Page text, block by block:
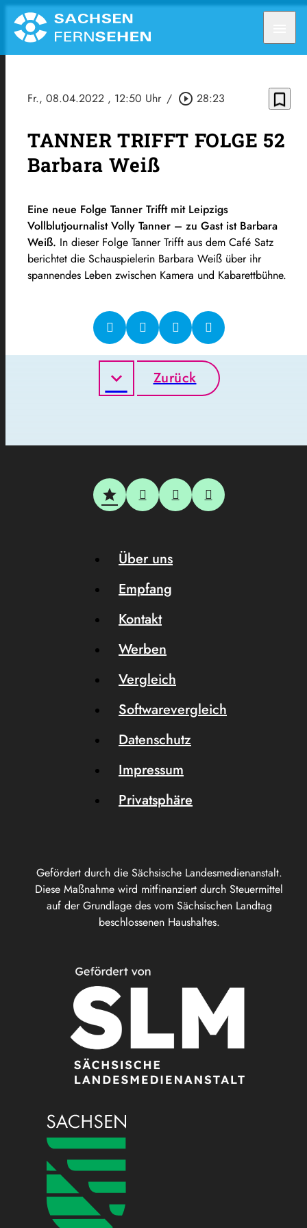
Fr., 08.04.2022 , 12:50 Uhr / play_circle_outline 28:23 bookmark_border
TANNER TRIFFT FOLGE 52
Barbara Weiß
Eine neue Folge Tanner Trifft mit Leipzigs
Vollblutjournalist Volly Tanner – zu Gast ist Barbara
Weiß. In dieser Folge Tanner Trifft aus dem Café Satz
berichtet die Schauspielerin Barbara Weiß über ihr
spannendes Leben zwischen Kamera und Kabarettbühne.
Zurück
Gefördert durch die Sächsische Landesmedienanstalt.
Diese Maßnahme wird mitfinanziert durch Steuermittel
auf der Grundlage des vom Sächsischen Landtag
beschlossenen Haushaltes.
Über uns
Empfang
Kontakt
Werben
Vergleich
Softwarevergleich
Datenschutz
Impressum
Privatsphäre